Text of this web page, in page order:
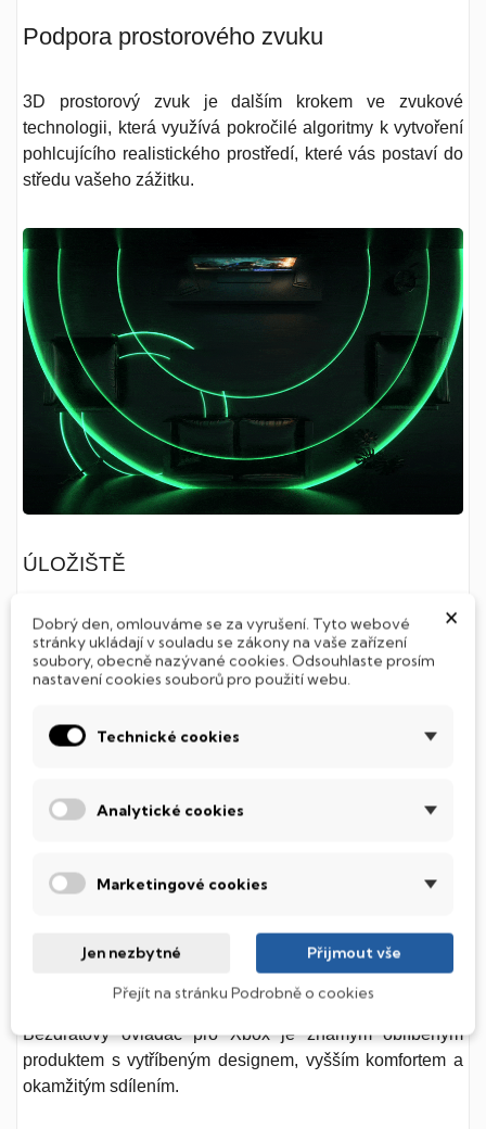
Podpora prostorového zvuku
3D prostorový zvuk je dalším krokem ve zvukové
technologii, která využívá pokročilé algoritmy k vytvoření
pohlcujícího realistického prostředí, které vás postaví do
středu vašeho zážitku.
ÚLOŽIŠTĚ
Rozšíření úložiště je jednoduché jako
facka
1TB Seagate Storage Expansion Card pro Xbox Series
zachování výkonu.Rozšiřující karta se prodává
OVLADAČ
Mějte vše pod kontrolou
Bezdrátový ovladač pro Xbox je známým oblíbeným
produktem s vytříbeným designem, vyšším komfortem a
okamžitým sdílením.
×
Dobrý den, omlouváme se za vyrušení. Tyto webové
stránky ukládají v souladu se zákony na vaše zařízení
soubory, obecně nazývané cookies. Odsouhlaste prosím
nastavení cookies souborů pro použití webu.
Technické cookies
Analytické cookies
Marketingové cookies
Jen nezbytné Přijmout vše
Přejít na stránku Podrobně o cookies